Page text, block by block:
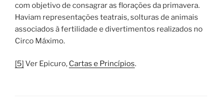
com objetivo de consagrar as florações da primavera.
Haviam representações teatrais, solturas de animais
associados à fertilidade e divertimentos realizados no
Circo Máximo.
[5] Ver Epicuro, Cartas e Princípios.